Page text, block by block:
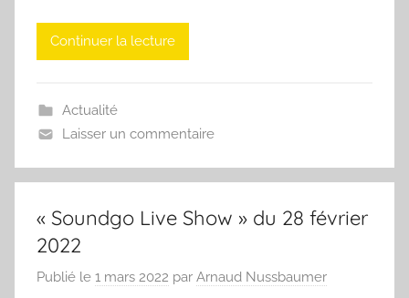
Continuer la lecture
Actualité
Laisser un commentaire
« Soundgo Live Show » du 28 février
2022
Publié le 1 mars 2022 par Arnaud Nussbaumer